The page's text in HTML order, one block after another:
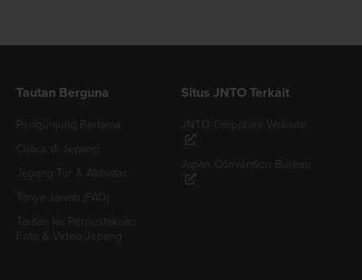
Tautan Berguna Situs JNTO Terkait